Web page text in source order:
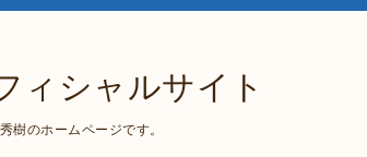
ィシャルサイト
樹のホームページです。